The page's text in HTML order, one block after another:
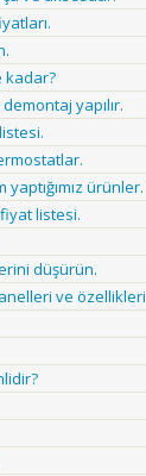
kadar?
yapılır.
ürünler.
listesi.
düşürün.
ve özellikleri